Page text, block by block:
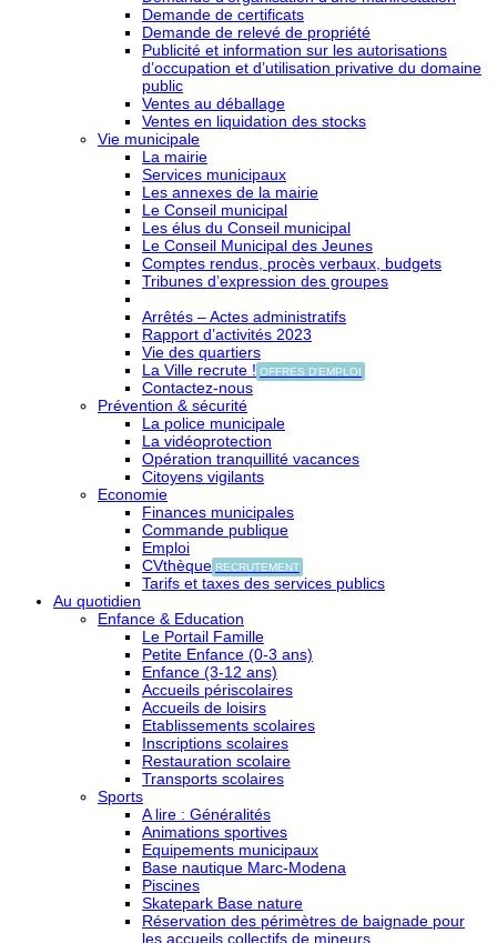
Demande de certificats
Demande de relevé de propriété
Publicité et information sur les autorisations
d’occupation et d’utilisation privative du domaine
public
Ventes au déballage
Ventes en liquidation des stocks
Vie municipale
La mairie
Services municipaux
Les annexes de la mairie
Le Conseil municipal
Les élus du Conseil municipal
Le Conseil Municipal des Jeunes
Comptes rendus, procès verbaux, budgets
Tribunes d’expression des groupes
Arrêtés – Actes administratifs
Rapport d’activités 2023
Vie des quartiers
La Ville recrute ! OFFRES D'EMPLOI
Contactez-nous
Prévention & sécurité
La police municipale
La vidéoprotection
Opération tranquillité vacances
Citoyens vigilants
Economie
Finances municipales
Commande publique
Emploi
CVthèque RECRUTEMENT
Tarifs et taxes des services publics
Au quotidien
Enfance & Education
Le Portail Famille
Petite Enfance (0-3 ans)
Enfance (3-12 ans)
Accueils périscolaires
Accueils de loisirs
Etablissements scolaires
Inscriptions scolaires
Restauration scolaire
Transports scolaires
Sports
A lire : Généralités
Animations sportives
Equipements municipaux
Base nautique Marc-Modena
Piscines
Skatepark Base nature
Réservation des périmètres de baignade pour
les accueils collectifs de mineurs